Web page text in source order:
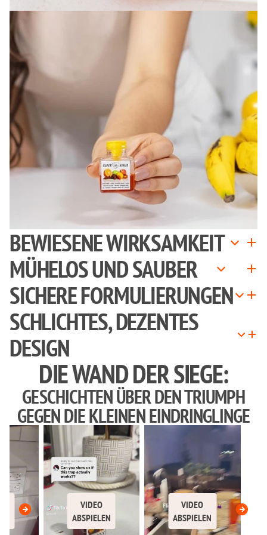
BEWIESENE WIRKSAMKEIT
MÜHELOS UND SAUBER
SICHERE FORMULIERUNGEN
SCHLICHTES, DEZENTES
DESIGN
DIE WAND DER SIEGE:
GESCHICHTEN ÜBER DEN TRIUMPH
GEGEN DIE KLEINEN EINDRINGLINGE
VIDEO
ABSPIELEN
VIDEO
ABSPIELEN